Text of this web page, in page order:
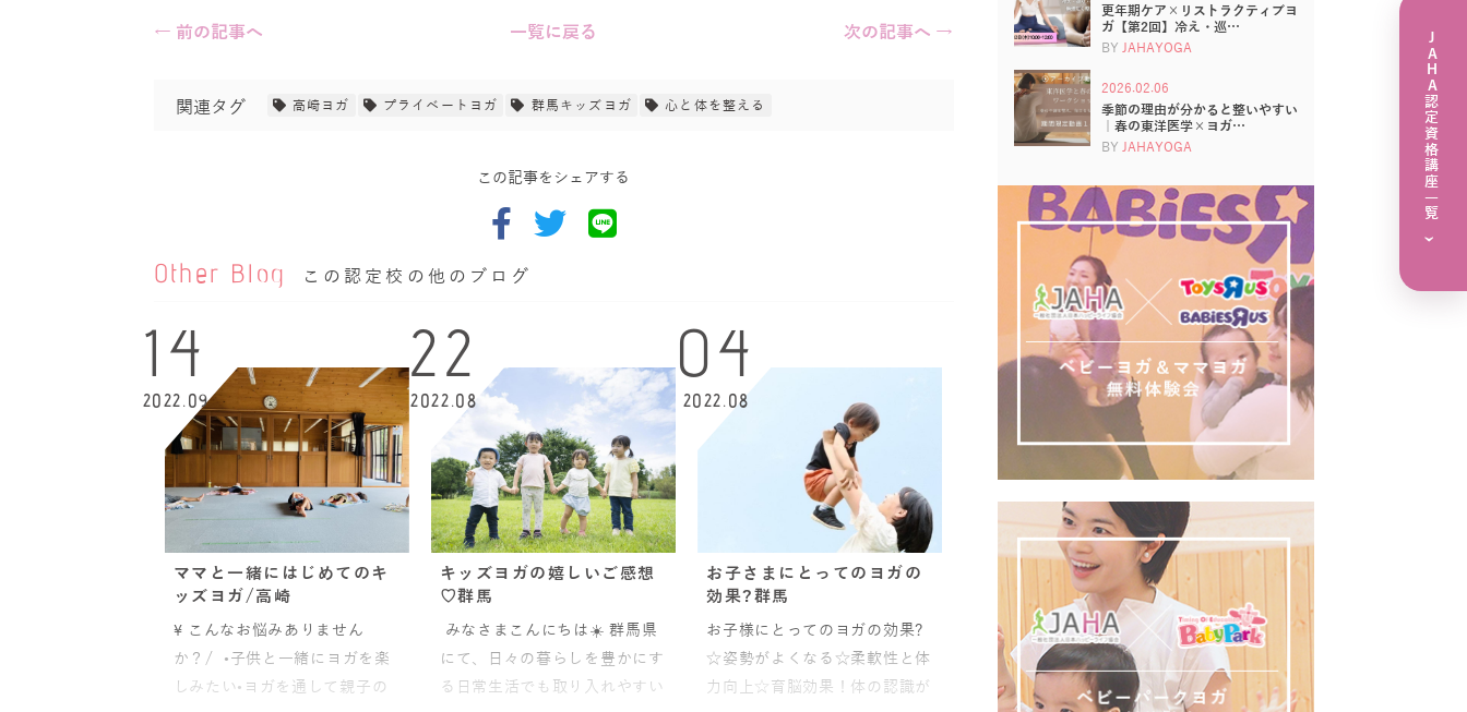
← 前の記事へ 一覧に戻る 次の記事へ →
関連タグ 高崎ヨガ プライベートヨガ 群馬キッズヨガ 心と体を整える
この記事をシェアする
Other Blog この認定校の他のブログ
14
2022.09
ママと一緒にはじめてのキ
ッズヨガ/高崎
\ こんなお悩みありません
か？/ •子供と一緒にヨガを楽
しみたい•ヨガを通して親子の
22
2022.08
キッズヨガの嬉しいご感想
♡群馬
みなさまこんにちは☀️ 群馬県
にて、日々の暮らしを豊かにす
る日常生活でも取り入れやすい
04
2022.08
お子さまにとってのヨガの
効果?群馬
お子様にとってのヨガの効果?
☆姿勢がよくなる☆柔軟性と体
力向上☆育脳効果！体の認識が
更年期ケア×リストラクティブヨ
ガ【第2回】冷え・巡…
BY JAHAYOGA
2026.02.06
季節の理由が分かると整いやすい
｜春の東洋医学×ヨガ…
BY JAHAYOGA JAHA認定資格講座一覧
›